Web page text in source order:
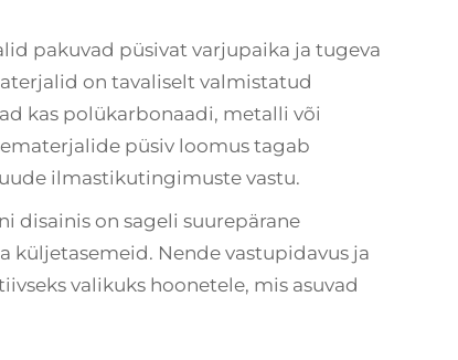
pakuvad püsivat varjupaika ja tugeva
on tavaliselt valmistatud
kas polükarbonaadi, metalli või
püsiv loomus tagab
ilmastikutingimuste vastu.
disainis on sageli suurepärane
küljetasemeid. Nende vastupidavus ja
valikuks hoonetele, mis asuvad